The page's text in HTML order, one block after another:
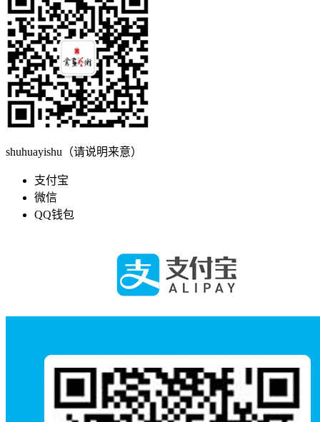
shuhuayishu（请说明来意）
支付宝
微信
QQ钱包